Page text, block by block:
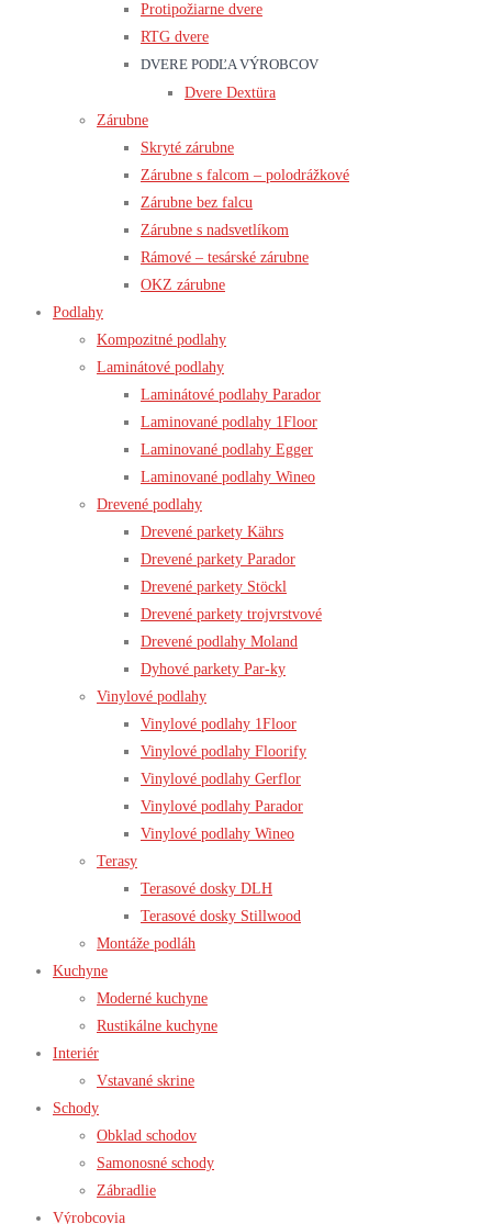
Protipožiarne dvere
RTG dvere
DVERE PODĽA VÝROBCOV
Dvere Dextüra
Zárubne
Skryté zárubne
Zárubne s falcom – polodrážkové
Zárubne bez falcu
Zárubne s nadsvetlíkom
Rámové – tesárské zárubne
OKZ zárubne
Podlahy
Kompozitné podlahy
Laminátové podlahy
Laminátové podlahy Parador
Laminované podlahy 1Floor
Laminované podlahy Egger
Laminované podlahy Wineo
Drevené podlahy
Drevené parkety Kährs
Drevené parkety Parador
Drevené parkety Stöckl
Drevené parkety trojvrstvové
Drevené podlahy Moland
Dyhové parkety Par-ky
Vinylové podlahy
Vinylové podlahy 1Floor
Vinylové podlahy Floorify
Vinylové podlahy Gerflor
Vinylové podlahy Parador
Vinylové podlahy Wineo
Terasy
Terasové dosky DLH
Terasové dosky Stillwood
Montáže podláh
Kuchyne
Moderné kuchyne
Rustikálne kuchyne
Interiér
Vstavané skrine
Schody
Obklad schodov
Samonosné schody
Zábradlie
Výrobcovia